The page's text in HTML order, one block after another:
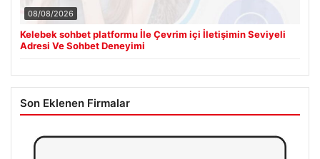
08/08/2026
Kelebek sohbet platformu İle Çevrim içi İletişimin Seviyeli
Adresi Ve Sohbet Deneyimi
Son Eklenen Firmalar